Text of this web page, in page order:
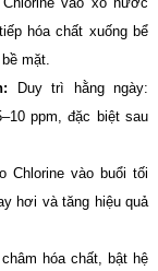
hóa chất xuống bể
mặt.
Duy trì hằng ngày:
ppm, đặc biệt sau
Chlorine vào buổi tối
hơi và tăng hiệu quả
hóa chất, bật hệ